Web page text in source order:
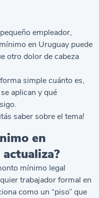
empleador,
en Uruguay puede
otro dolor de cabeza
simple cuánto es,
aplican y qué
saber sobre el tema!
en
mínimo legal
trabajador formal en
como un “piso” que